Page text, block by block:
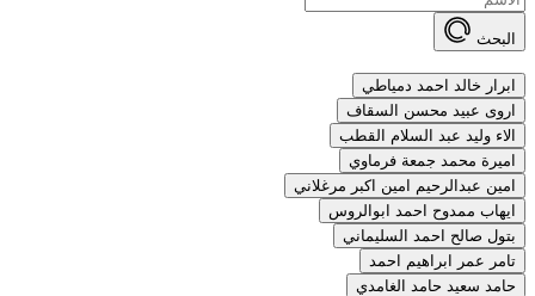
البحث
ابرار خالد احمد دمياطي
اروى عبيد محسن السقاف
الاء وليد عبد السلام القطب
اميرة محمد جمعة فرماوي
امين عبدالرحيم امين اكبر مرغلاني
ايهاب ممدوح احمد ابوالروس
بتول صالح احمد السليماني
تامر عمر ابراهيم احمد
حامد سعيد حامد الغامدي